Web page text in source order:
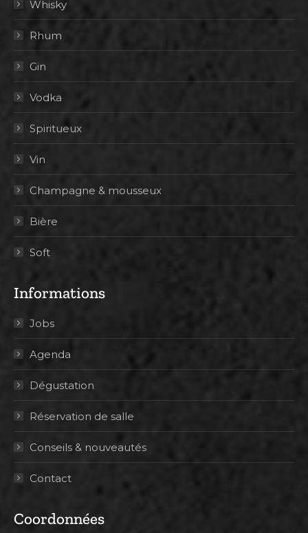
Whisky
Rhum
Gin
Vodka
Spiritueux
Vin
Champagne & mousseux
Bière
Soft
Informations
Jobs
Agenda
Dégustation
Réservation de salle
Conseils & nouveautés
Contact
Coordonnées